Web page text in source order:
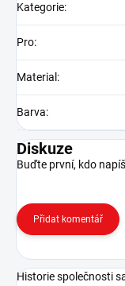
Kategorie:
Pro:
Material :
Barva:
Diskuze
Buďte první, kdo
Přidat komentář
Historie společnosti